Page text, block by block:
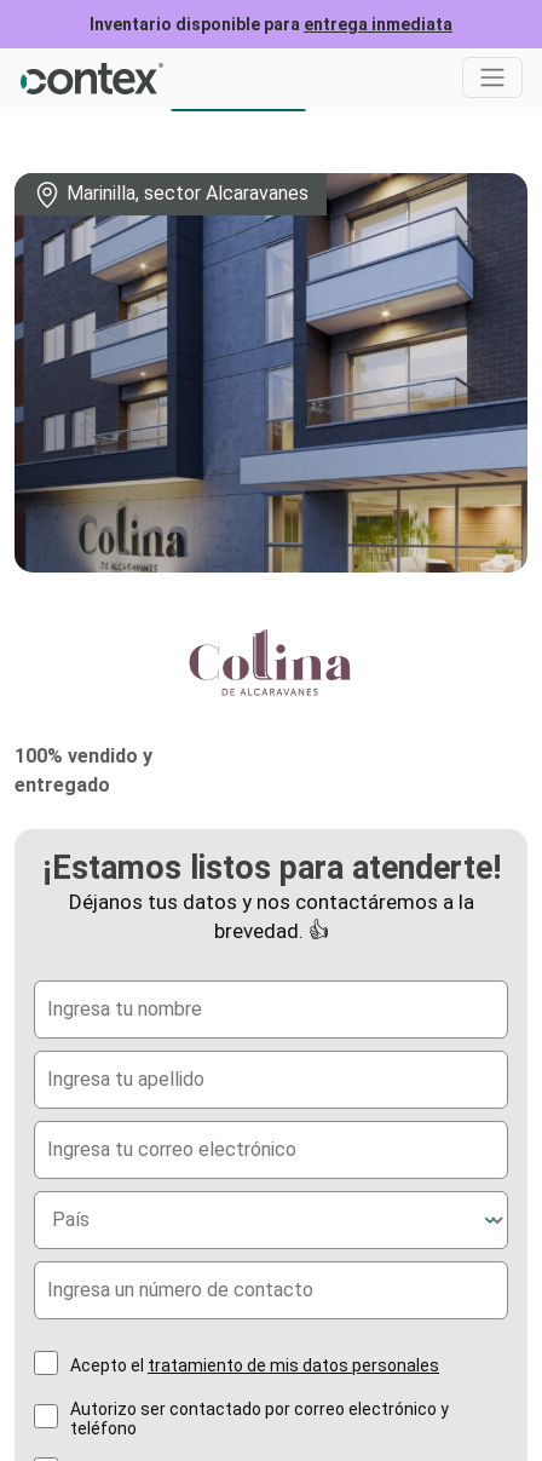
Inventario disponible para entrega inmediata
Ubicación
Marinilla, sector Alcaravanes
100% vendido y
entregado
¡Estamos listos para atenderte!
Déjanos tus datos y nos contactáremos a la
brevedad. 👍
Acepto el tratamiento de mis datos personales
Autorizo ser contactado por correo electrónico y
teléfono